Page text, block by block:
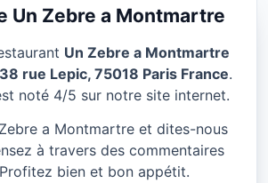
a Montmartre à
Un Zebre a Montmartre
Un Zebre a Montmartre
38 rue Lepic, 75018 Paris France.
noté 4/5 sur notre site internet.
a Montmartre et dites-nous
à travers des commentaires
bien et bon appétit.